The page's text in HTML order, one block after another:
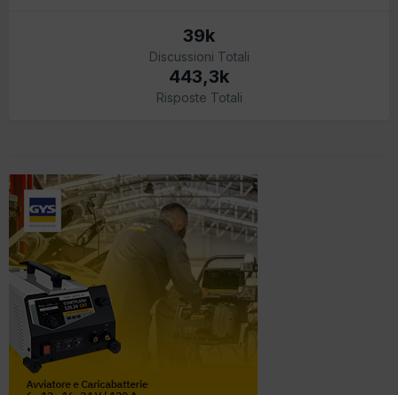
39k
Discussioni Totali
443,3k
Risposte Totali